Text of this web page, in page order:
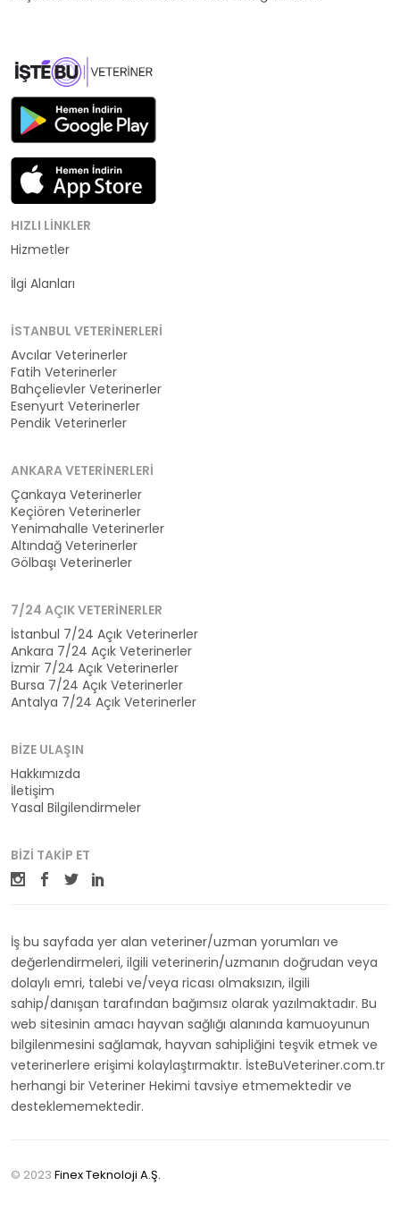
HIZLI LINKLER
Hizmetler
İlgi Alanları
İSTANBUL VETERINERLERI
Avcılar Veterinerler
Fatih Veterinerler
Bahçelievler Veterinerler
Esenyurt Veterinerler
Pendik Veterinerler
ANKARA VETERINERLERI
Çankaya Veterinerler
Keçiören Veterinerler
Yenimahalle Veterinerler
Altındağ Veterinerler
Gölbaşı Veterinerler
7/24 AÇIK VETERINERLER
İstanbul 7/24 Açık Veterinerler
Ankara 7/24 Açık Veterinerler
İzmir 7/24 Açık Veterinerler
Bursa 7/24 Açık Veterinerler
Antalya 7/24 Açık Veterinerler
BIZE ULAŞIN
Hakkımızda
İletişim
Yasal Bilgilendirmeler
BIZI TAKIP ET
İş bu sayfada yer alan veteriner/uzman yorumları ve
değerlendirmeleri, ilgili veterinerin/uzmanın doğrudan veya
dolaylı emri, talebi ve/veya ricası olmaksızın, ilgili
sahip/danışan tarafından bağımsız olarak yazılmaktadır. Bu
web sitesinin amacı hayvan sağlığı alanında kamuoyunun
bilgilenmesini sağlamak, hayvan sahipliğini teşvik etmek ve
veterinerlere erişimi kolaylaştırmaktır. İsteBuVeteriner.com.tr
herhangi bir Veteriner Hekimi tavsiye etmemektedir ve
desteklememektedir.
© 2023 Finex Teknoloji A.Ş.